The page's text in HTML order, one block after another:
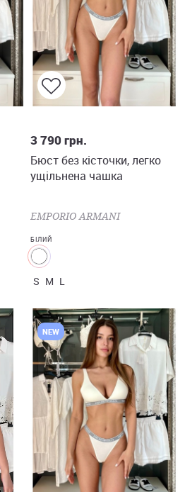
3 790грн.
Бюст без кісточки, легко
ущільнена чашка
EMPORIO ARMANI
БІЛИЙ
S M L
NEW